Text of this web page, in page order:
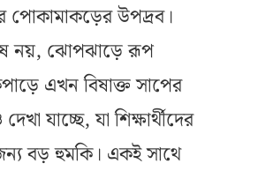
পোকামাকড়ের উপদ্রব।
নয়, ঝোপঝাড়ে রূপ
এখন বিষাক্ত সাপের
যাচ্ছে, যা শিক্ষার্থীদের
বড় হুমকি। একই সাথে